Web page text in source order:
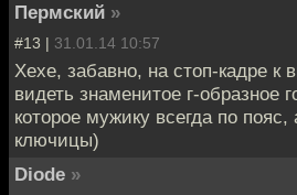
Пермский »
#13 | 31.01.14 10:57
Хехе, забавно, на стоп-кадре
видеть знаменитое г-образное
которое мужику всегда по
ключицы)
Diode »